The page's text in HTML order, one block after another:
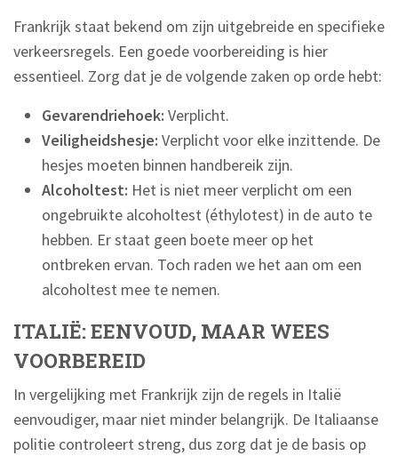
Frankrijk staat bekend om zijn uitgebreide en specifieke
verkeersregels. Een goede voorbereiding is hier
essentieel. Zorg dat je de volgende zaken op orde hebt:
Gevarendriehoek: Verplicht.
Veiligheidshesje: Verplicht voor elke inzittende. De
hesjes moeten binnen handbereik zijn.
Alcoholtest: Het is niet meer verplicht om een
ongebruikte alcoholtest (éthylotest) in de auto te
hebben. Er staat geen boete meer op het
ontbreken ervan. Toch raden we het aan om een
alcoholtest mee te nemen.
ITALIË: EENVOUD, MAAR WEES
VOORBEREID
In vergelijking met Frankrijk zijn de regels in Italië
eenvoudiger, maar niet minder belangrijk. De Italiaanse
politie controleert streng, dus zorg dat je de basis op